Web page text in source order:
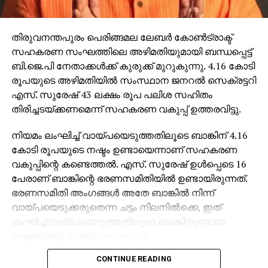
തിരുവനന്തപുരം പെരിങ്ങമല ലേബര്‍ കോണ്‍ട്രാക്ട്
സഹകരണ സംഘത്തിലെ അഴിമതിയുമായി ബന്ധപ്പെട്ട്
ബി.ജെ.പി നേതാക്കള്‍ക്ക് കുരുക്ക് മുറുകുന്നു. 4.16 കോടി
രൂപയുടെ അഴിമതിയില്‍ സംസ്ഥാന ജനറല്‍ സെക്രട്ടറി
എസ്. സുരേഷ് 43 ലക്ഷം രൂപ പലിശ സഹിതം
തിരിച്ചടയ്ക്കണമെന്ന് സഹകരണ വകുപ്പ് ഉത്തരവിട്ടു.
നിയമം ലംഘിച്ച് വായ്പയെടുത്തതിലൂടെ ബാങ്കിന് 4.16
കോടി രൂപയുടെ നഷ്ടം ഉണ്ടായെന്നാണ് സഹകരണ
വകുപ്പിന്റെ കണ്ടെത്തല്‍. എസ്. സുരേഷ് ഉള്‍പ്പെടെ 16
പേരാണ് ബാങ്കിന്റെ ഭരണസമിതിയില്‍ ഉണ്ടായിരുന്നത്.
ഭരണസമിതി അംഗങ്ങള്‍ അതേ ബാങ്കില്‍ നിന്ന്
വായ്പയെടുക്കരുതെന്ന ചട്ടം നിലനില്‍ക്കെ, ഇത്
ലംഘിച്ച് വായ്പയെടുത്തതിലൂടെ ബാങ്കിനുണ്ടായ
ഭരണസമിതി അംഗങ്ങളായ 16 പേരും പണം
CONTINUE READING